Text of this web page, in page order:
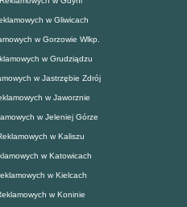
w Gliwicach
w Gorzowie Wlkp.
w Grudziądzu
w Jastrzębie Zdrój
w Jaworznie
w Jeleniej Górze
w Kaliszu
w Katowicach
w Kielcach
w Koninie